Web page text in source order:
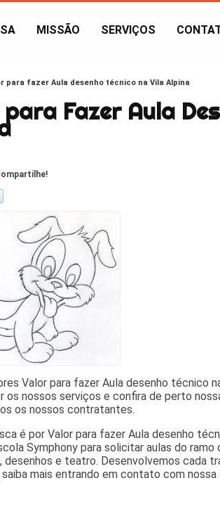
MISSÃO SERVIÇOS
para fazer Aula desenho técnico na Vila Alpina
Fazer Aula
Valor para fazer Aula desenho técnico
os nossos serviços e confira de perto
os nossos contratantes.
é por Valor para fazer Aula desenho
Symphony para solicitar aulas do
desenhos e teatro. Desenvolvemos cada
mais entrando em contato com nossa